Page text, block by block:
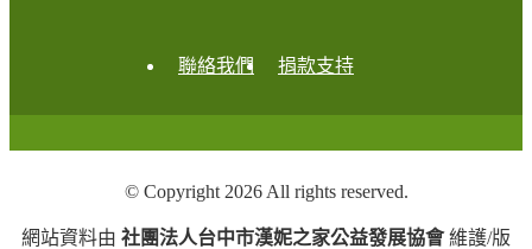
聯絡我們 捐款支持
© Copyright 2026 All rights reserved.
網站資料由 社團法人台中市漢妮之家公益發展協會維護/版